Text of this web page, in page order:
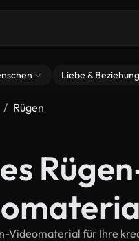
Liebe &
Rügen
Videomaterial für Ihre